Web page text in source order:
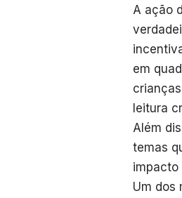
A ação
em
leitura
Além
temas
impacto
Um dos